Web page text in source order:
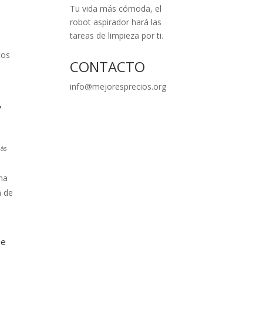
de
Tu vida más cómoda, el
robot aspirador hará las
tareas de limpieza por ti.
CONTACTO
info@mejoresprecios.org